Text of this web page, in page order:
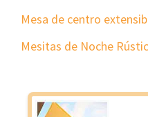
Mesa de centro
Mesitas de Noche